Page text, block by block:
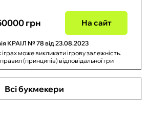
грн На сайт
КРАІЛ № 78 від 23.08.2023
може викликати ігрову залежність.
(принципів) відповідальної гри
Всі букмекери